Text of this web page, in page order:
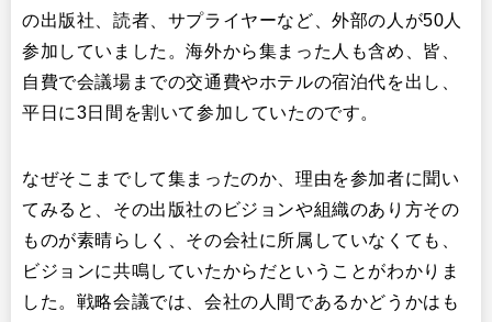
の出版社、読者、サプライヤーなど、外部の人が50人
参加していました。海外から集まった人も含め、皆、
自費で会議場までの交通費やホテルの宿泊代を出し、
平日に3日間を割いて参加していたのです。
なぜそこまでして集まったのか、理由を参加者に聞い
てみると、その出版社のビジョンや組織のあり方その
ものが素晴らしく、その会社に所属していなくても、
ビジョンに共鳴していたからだということがわかりま
した。戦略会議では、会社の人間であるかどうかはも